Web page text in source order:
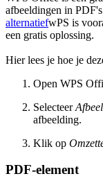
afbeeldingen in
alternatiefwPS is
een gratis oplossing.
Hier lees je hoe je
Open WPS
Selecteer
afbeelding.
Klik op
PDF-element